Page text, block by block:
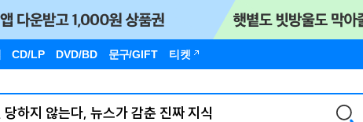
CD/LP DVD/BD 문구/GIFT 티켓